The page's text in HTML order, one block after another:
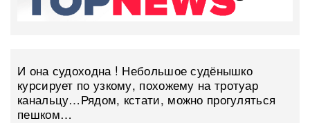
И она судоходна ! Небольшое судёнышко
курсирует по узкому, похожему на тротуар
канальцу…Рядом, кстати, можно прогуляться
пешком…